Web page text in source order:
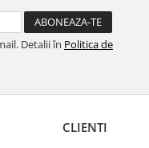
Detalii în Politica de
CLIENTI